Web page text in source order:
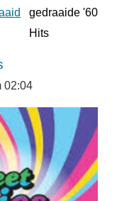
gedraaide '60
Hits
02:04